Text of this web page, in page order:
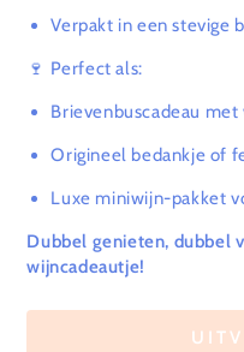
Verpakt in een stevige
🍷 Perfect als:
Brievenbuscadeau met
Origineel bedankje of
Luxe miniwijn-pakket
Dubbel genieten, dubbel
wijncadeautje!